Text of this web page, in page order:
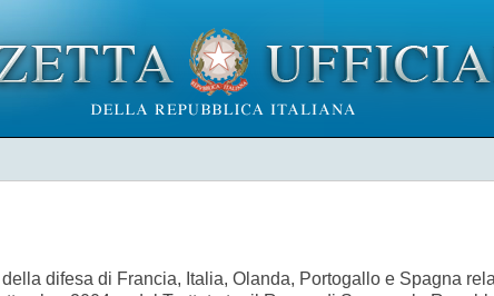
difesa di Francia, Italia, Olanda, Portogallo e Spagna